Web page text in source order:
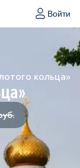
Войти
кольца»